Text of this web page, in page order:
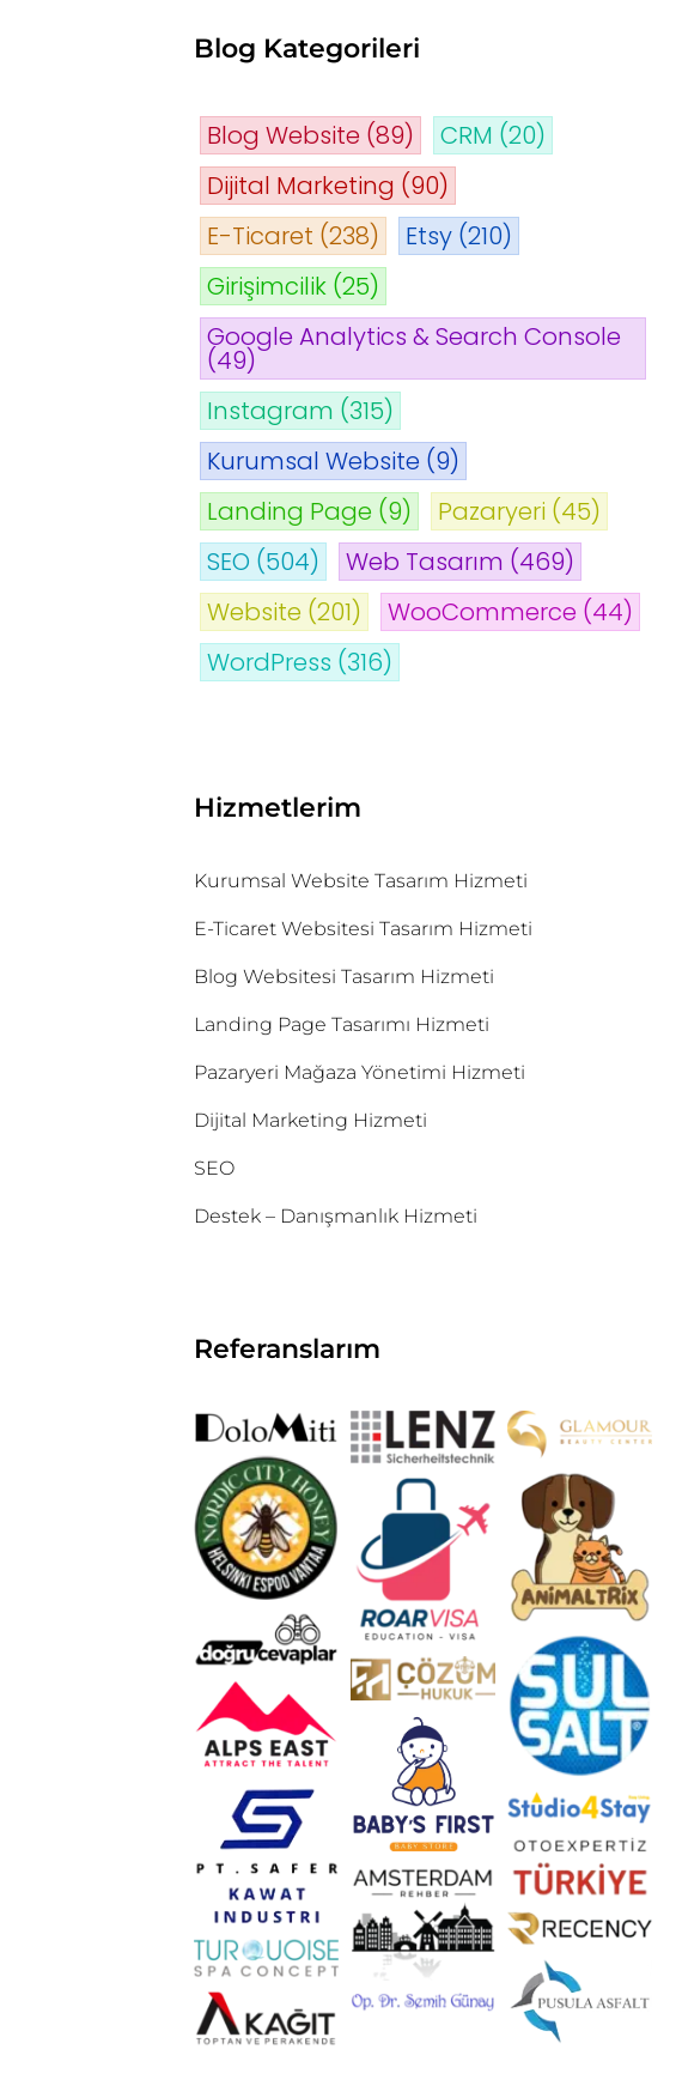
Blog Kategorileri
Blog Website (89) CRM (20)
Dijital Marketing (90)
E-Ticaret (238) Etsy (210)
Girişimcilik (25)
Google Analytics & Search Console
(49)
Instagram (315)
Kurumsal Website (9)
Landing Page (9) Pazaryeri (45)
SEO (504) Web Tasarım (469)
Website (201) WooCommerce (44)
WordPress (316)
Hizmetlerim
Kurumsal Website Tasarım Hizmeti
E-Ticaret Websitesi Tasarım Hizmeti
Blog Websitesi Tasarım Hizmeti
Landing Page Tasarımı Hizmeti
Pazaryeri Mağaza Yönetimi Hizmeti
Dijital Marketing Hizmeti
SEO
Destek – Danışmanlık Hizmeti
Referanslarım